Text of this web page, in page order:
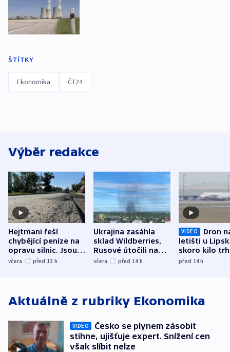
ŠTÍTKY
Ekonomika ČT24
Výběr redakce
Hejtmani řeší
chybějící peníze na
opravu silnic. Jsou
nenárokové, namítá
včera před 13 h
Ukrajina zasáhla
sklad Wildberries,
Rusové útočili na
trh, hasiče či
včera před 14 h
VIDEO
Dron
letišti u
skoro kilo
indicie
před 14h
Aktuálně z rubriky Ekonomika
VIDEO
Česko se plynem zásobit
stihne, ujišťuje expert. Snížení cen
však slíbit nelze